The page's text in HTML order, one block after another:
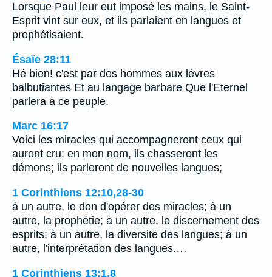
Lorsque Paul leur eut imposé les mains, le Saint-
Esprit vint sur eux, et ils parlaient en langues et
prophétisaient.
Ésaïe 28:11
Hé bien! c'est par des hommes aux lèvres
balbutiantes Et au langage barbare Que l'Eternel
parlera à ce peuple.
Marc 16:17
Voici les miracles qui accompagneront ceux qui
auront cru: en mon nom, ils chasseront les
démons; ils parleront de nouvelles langues;
1 Corinthiens 12:10,28-30
à un autre, le don d'opérer des miracles; à un
autre, la prophétie; à un autre, le discernement des
esprits; à un autre, la diversité des langues; à un
autre, l'interprétation des langues.…
1 Corinthiens 13:1,8